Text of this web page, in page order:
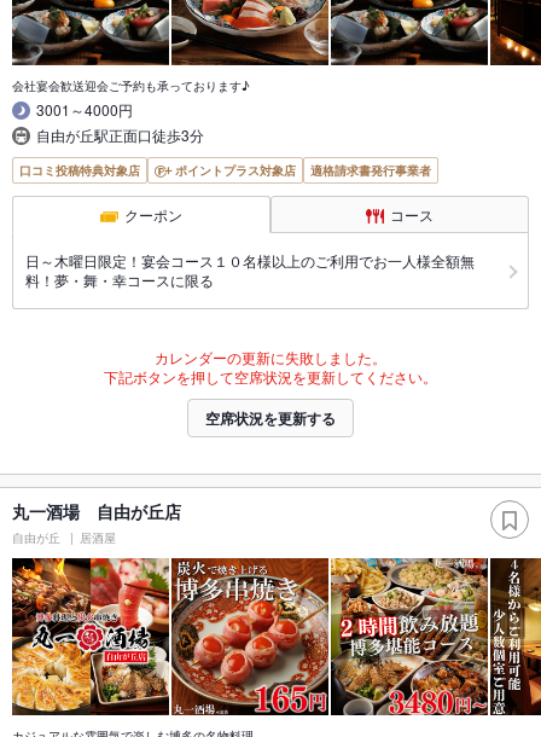
会社宴会歓送迎会ご予約も承っております♪
3001～4000円
自由が丘駅正面口徒歩3分
口コミ投稿特典対象店 ポイントプラス対象店 適格請求書発行事業者
クーポン コース
日～木曜日限定！宴会コース１０名様以上のご利用でお一人様全額無
料！夢・舞・幸コースに限る
カレンダーの更新に失敗しました。
下記ボタンを押して空席状況を更新してください。
空席状況を更新する
丸一酒場 自由が丘店
自由が丘 居酒屋